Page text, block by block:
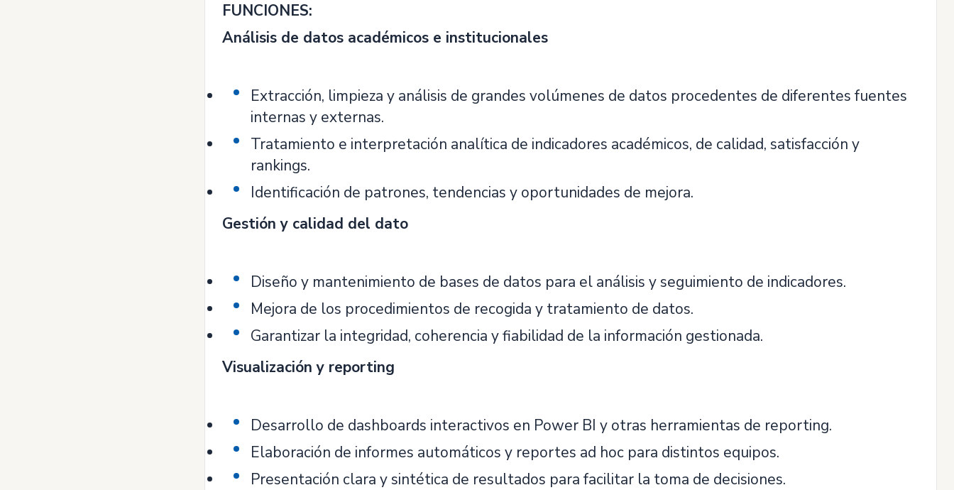
FUNCIONES:
Análisis de datos académicos e institucionales
Extracción, limpieza y análisis de grandes volúmenes de datos procedentes de diferentes fuentes
internas y externas.
Tratamiento e interpretación analítica de indicadores académicos, de calidad, satisfacción y
rankings.
Identificación de patrones, tendencias y oportunidades de mejora.
Gestión y calidad del dato
Diseño y mantenimiento de bases de datos para el análisis y seguimiento de indicadores.
Mejora de los procedimientos de recogida y tratamiento de datos.
Garantizar la integridad, coherencia y fiabilidad de la información gestionada.
Visualización y reporting
Desarrollo de dashboards interactivos en Power BI y otras herramientas de reporting.
Elaboración de informes automáticos y reportes ad hoc para distintos equipos.
Presentación clara y sintética de resultados para facilitar la toma de decisiones.